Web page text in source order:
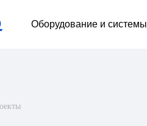
Оборудование и системы